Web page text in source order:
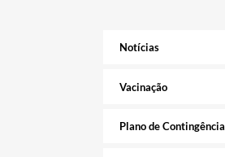
Notícias
Vacinação
Plano de Contingência